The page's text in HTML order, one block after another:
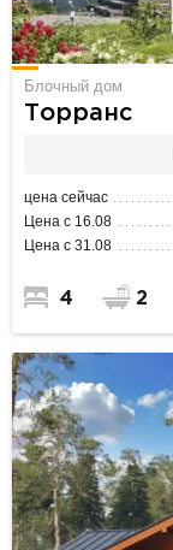
Блочный дом
Торранс
цена сейчас
Цена с 16.08
Цена с 31.08
4 2